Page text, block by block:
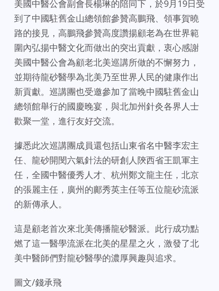
美國中醫公會副會長楊琳的陪同下，於9月19日受
到了中國駐舊金山總領館參贊高鵬飛、領事賀曉
路的接見，高鵬飛參贊高度讚揚顧老為在世界範
圍內弘揚中醫文化而做出的突出貢獻，衷心感謝
美國中醫公會為顧老北美巡講所做的不懈努力，
並期待龍砂醫學為北美乃至世界人民的健康作出
新貢獻。巡講團也受邀參加了當晚中國駐舊金山
總領館舉行的國慶晚宴，與北加州針灸各界人士
歡聚一堂，進行友好交流。
據悉此次巡講團成員還包括山東省名中醫李宏主
任、龍砂開閔六氣針法的研創人陝西省王凱軍主
任，全國中醫優秀人才、杭州鄭文龍主任，北京
的張麗主任，廣州的鄺秀英主任等五位龍砂流派
的新傳承人。
這是顧老首次來北美傳播龍砂醫派。此行成功點
燃了這一醫學流派在北美的星星之火，激發了北
美中醫師們對龍砂醫學的濃厚興趣與追求。
圖文/錢承飛